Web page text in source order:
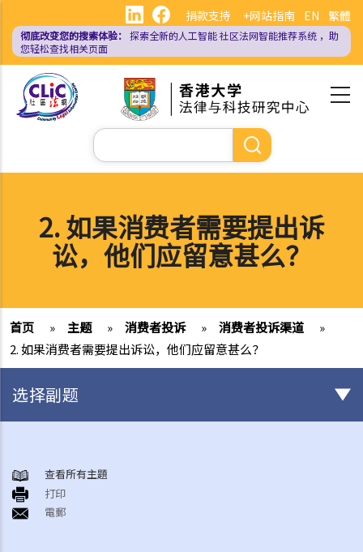
主
EN 繁體
捐款支持 +网站指南
彻底改变您的搜索体验： 探索全新的人工智能社区法网智能推荐系统 ，助
您轻松查找相关页面
搜
索
2. 如果消费者需要提出诉
讼，他们应留意甚么？
首页 » 主题 » 消费者投诉 » 消费者投诉渠道
»
2. 如果消费者需要提出诉讼，他们应留意甚么？
选择副题
1. 何为合约？
2. 谁可以订立合约？
消费者保障
查看所有主題
打印
電郵